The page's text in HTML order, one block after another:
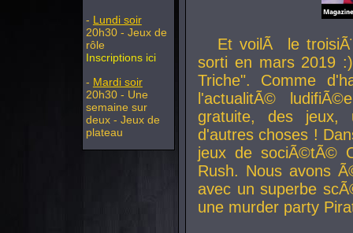
- Lundi soir
20h30 - Jeux de
rôle
Inscriptions ici
- Mardi soir
20h30 - Une
semaine sur
deux - Jeux de
plateau
Et voilÃ le
sorti en mars 2019
Triche". Comme
l'actualitÃ©
gratuite, des jeux,
d'autres choses !
jeux de sociÃ©tÃ©
Rush. Nous avons
avec un superbe
une murder party